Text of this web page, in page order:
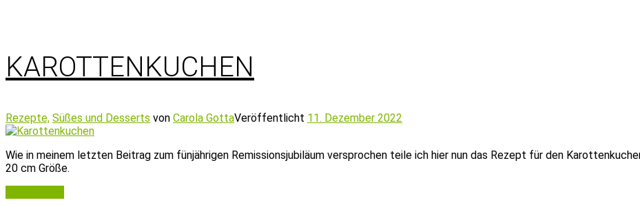
KAROTTENKUCHEN
Rezepte, Süßes und Desserts von Carola GottaVeröffentlicht 11. Dezember 2022
Wie in meinem letzten Beitrag zum fünjährigen Remissionsjubiläum versprochen teile ich hier nun das Rezept für den
20 cm Größe.